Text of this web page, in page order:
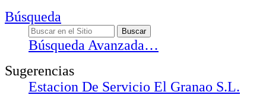
Búsqueda
Búsqueda Avanzada…
Sugerencias
Estacion De Servicio El Granao S.L.